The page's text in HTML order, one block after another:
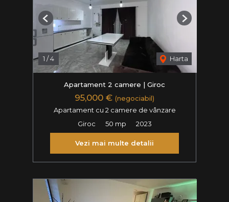
1 /4 Harta
Previous Next
Apartament 2 camere | Giroc
95,000 € (negociabil)
Apartament cu 2 camere de vânzare
Giroc
50 mp 2023
Vezi mai multe detalii